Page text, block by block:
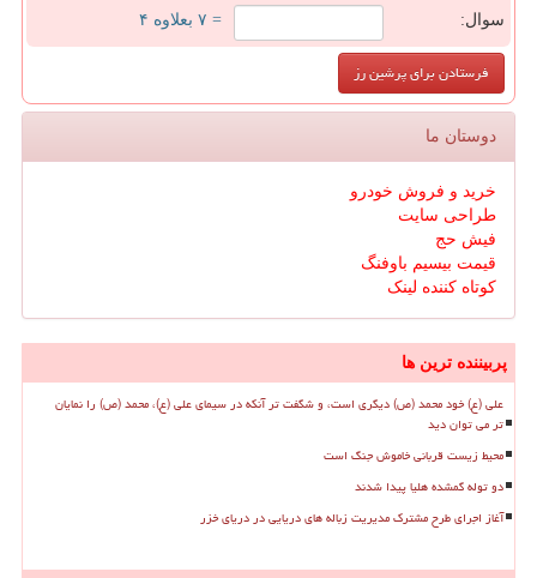
سوال: = ۷ بعلاوه ۴
دوستان ما
خرید و فروش خودرو
طراحی سایت
فیش حج
قیمت بیسیم باوفنگ
کوتاه کننده لینک
پربیننده ترین ها
علی (ع) خود محمد (ص) دیگری است، و شگفت تر آنکه در سیمای علی (ع)، محمد (ص) را نمایان
تر می توان دید
محیط زیست قربانی خاموش جنگ است
دو توله گمشده هلیا پیدا شدند
آغاز اجرای طرح مشترک مدیریت زباله های دریایی در دریای خزر